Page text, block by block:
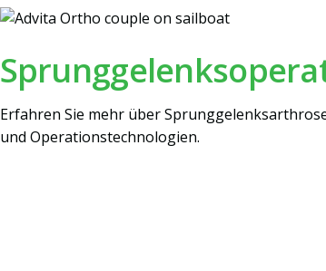
Erfahren Sie mehr über
und Operationstechnologien.